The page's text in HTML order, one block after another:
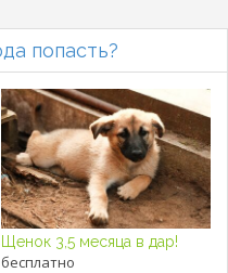
попасть?
Щенок 3,5 месяца в дар!
бесплатно